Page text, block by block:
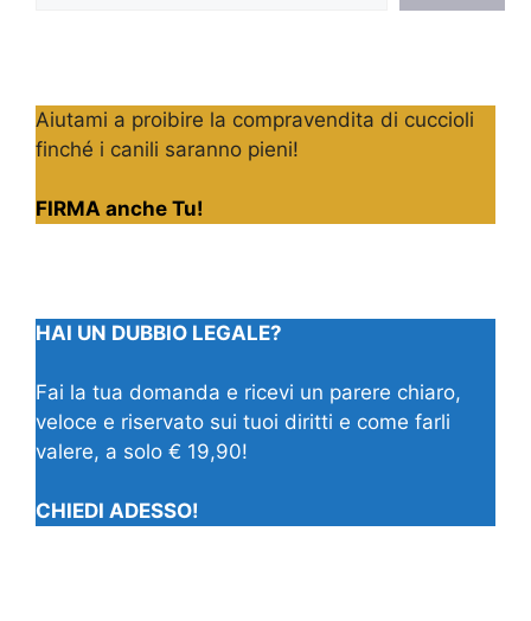
Aiutami a proibire la compravendita di cuccioli
finché i canili saranno pieni!
FIRMA anche Tu!
HAI UN DUBBIO LEGALE?
Fai la tua domanda e ricevi un parere chiaro,
veloce e riservato sui tuoi diritti e come farli
valere, a solo € 19,90!
CHIEDI ADESSO!